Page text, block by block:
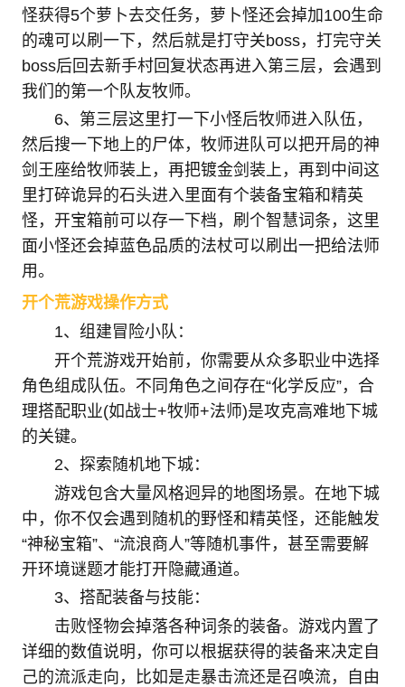
怪获得5个萝卜去交任务，萝卜怪还会掉加100生命
的魂可以刷一下，然后就是打守关boss，打完守关
boss后回去新手村回复状态再进入第三层，会遇到
我们的第一个队友牧师。
6、第三层这里打一下小怪后牧师进入队伍，
然后搜一下地上的尸体，牧师进队可以把开局的神
剑王座给牧师装上，再把镀金剑装上，再到中间这
里打碎诡异的石头进入里面有个装备宝箱和精英
怪，开宝箱前可以存一下档，刷个智慧词条，这里
面小怪还会掉蓝色品质的法杖可以刷出一把给法师
用。
开个荒游戏操作方式
1、组建冒险小队：
开个荒游戏开始前，你需要从众多职业中选择
角色组成队伍。不同角色之间存在“化学反应”，合
理搭配职业(如战士+牧师+法师)是攻克高难地下城
的关键。
2、探索随机地下城：
游戏包含大量风格迥异的地图场景。在地下城
中，你不仅会遇到随机的野怪和精英怪，还能触发
“神秘宝箱”、“流浪商人”等随机事件，甚至需要解
开环境谜题才能打开隐藏通道。
3、搭配装备与技能：
击败怪物会掉落各种词条的装备。游戏内置了
详细的数值说明，你可以根据获得的装备来决定自
己的流派走向，比如是走暴击流还是召唤流，自由